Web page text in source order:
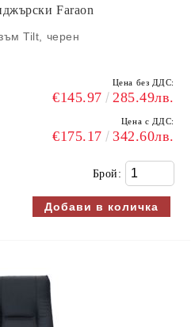
Faraon
Tilt, черен
Цена без ДДС:
€145.97 285.49лв.
Цена с ДДС:
€175.17 342.60лв.
Брой: